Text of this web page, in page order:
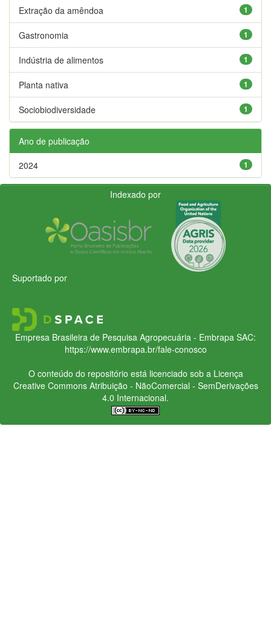
1
Extração da amêndoa
1
Gastronomia
1
Indústria de alimentos
1
Planta nativa
1
Sociobiodiversidade
Ano de publicação
1
2024
Indexado por
Suportado por
Empresa Brasileira de Pesquisa Agropecuária - Embrapa SAC:
https://www.embrapa.br/fale-conosco
O conteúdo do repositório está licenciado sob a Licença
Creative CommonsAtribuição - NãoComercial - SemDerivações
4.0 Internacional.